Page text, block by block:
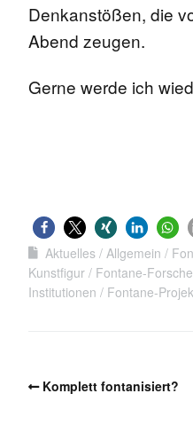
Denkanstößen, die
Abend zeugen.
Gerne werde ich
Aktuelles Allgemein
Kunstfigur
Fontane-
Institutionen
Fontane-
Komplett fontanisiert?